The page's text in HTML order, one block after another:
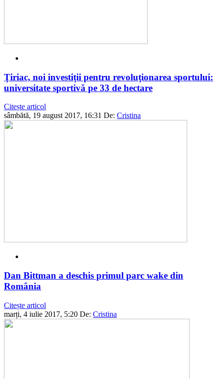
Ţiriac, noi investiţii pentru revoluţionarea sportului:
universitate sportivă pe 33 de hectare
Citește articol
sâmbătă, 19 august 2017, 16:31 De: Cristina
Dan Bittman a deschis primul parc wake din
România
Citește articol
marți, 4 iulie 2017, 5:20 De: Cristina